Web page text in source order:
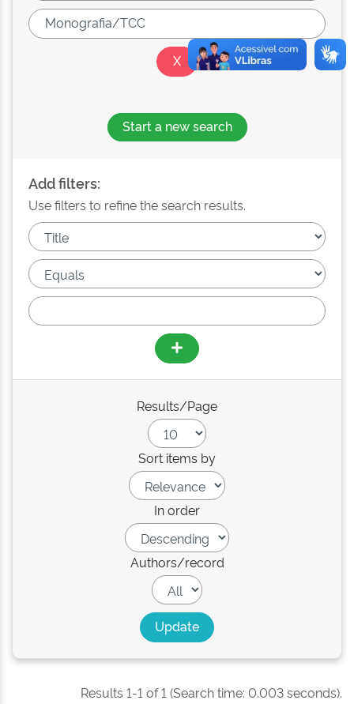
Start a new search
Add filters:
Use filters to refine the search results.
Results/Page
Sort items by
In order
Authors/record
Results 1-1 of 1 (Search time: 0.003 seconds).